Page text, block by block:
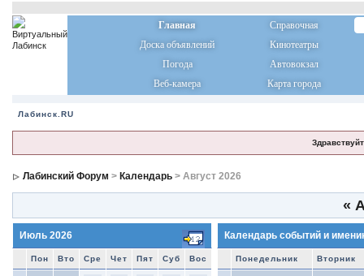
Главная
Справочная
Доска объявлений
Кинотеатры
Погода
Автовокзал
Веб-камера
Карта города
Лабинск.RU
Лабинский Форум > Календарь> Август 2026
«
Июль 2026
Пон Вто Сре Чет Пят Суб Вос
Календарь событий и
Понедельник Вторник